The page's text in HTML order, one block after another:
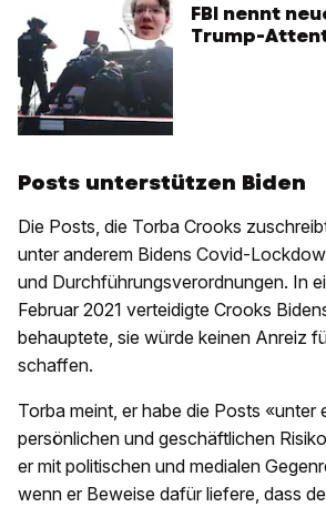
FBI nennt
Trump-
Posts unterstützen Biden
Die Posts, die Torba Crooks
unter anderem Bidens Covid-
und Durchführungsverordnungen. In
Februar 2021 verteidigte Crooks
behauptete, sie würde keinen Anreiz
schaffen.
Torba meint, er habe die Posts «unter
persönlichen und geschäftlichen
er mit politischen und medialen
wenn er Beweise dafür liefere, dass